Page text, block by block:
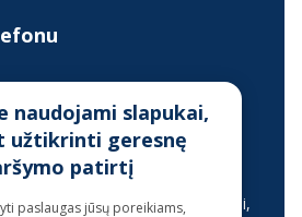
+37068700300)
vyksta nuotoliniu būdu (gyvai,
naudojami slapukai,
užtikrinti geresnę
patirtį
paslaugas jūsų poreikiams,